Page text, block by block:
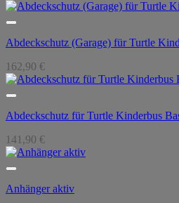
Abdeckschutz (Garage) für Turtle
162,90 €
Abdeckschutz für Turtle Kinderbus
141,90 €
Anhänger aktiv